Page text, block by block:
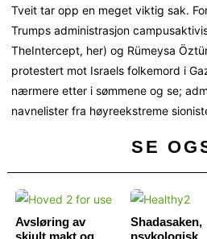
Tveit tar opp en meget viktig sak.
Trumps administrasjon
TheIntercept, her) og Rümeysa
protestert mot Israels folkemord i
nærmere etter i sømmene og se;
navnelister fra høyreekstreme
SE
Avsløring av
skjult makt og
Shadasaken,
psykologisk